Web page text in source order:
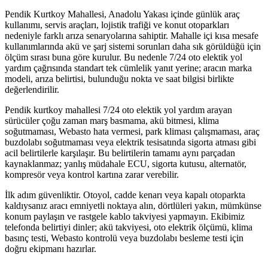
Pendik Kurtkoy Mahallesi, Anadolu Yakası içinde günlük araç
kullanımı, servis araçları, lojistik trafiği ve konut otoparkları
nedeniyle farklı arıza senaryolarına sahiptir. Mahalle içi kısa mesafe
kullanımlarında akü ve şarj sistemi sorunları daha sık görüldüğü için
ölçüm sırası buna göre kurulur. Bu nedenle 7/24 oto elektik yol
yardım çağrısında standart tek cümlelik yanıt yerine; aracın marka
modeli, arıza belirtisi, bulunduğu nokta ve saat bilgisi birlikte
değerlendirilir.
Pendik kurtkoy mahallesi 7/24 oto elektik yol yardım arayan
sürücüler çoğu zaman marş basmama, akü bitmesi, klima
soğutmaması, Webasto hata vermesi, park kliması çalışmaması, araç
buzdolabı soğutmaması veya elektrik tesisatında sigorta atması gibi
acil belirtilerle karşılaşır. Bu belirtilerin tamamı aynı parçadan
kaynaklanmaz; yanlış müdahale ECU, sigorta kutusu, alternatör,
kompresör veya kontrol kartına zarar verebilir.
İlk adım güvenliktir. Otoyol, cadde kenarı veya kapalı otoparkta
kaldıysanız aracı emniyetli noktaya alın, dörtlüleri yakın, mümkünse
konum paylaşın ve rastgele kablo takviyesi yapmayın. Ekibimiz
telefonda belirtiyi dinler; akü takviyesi, oto elektrik ölçümü, klima
basınç testi, Webasto kontrolü veya buzdolabı besleme testi için
doğru ekipmanı hazırlar.